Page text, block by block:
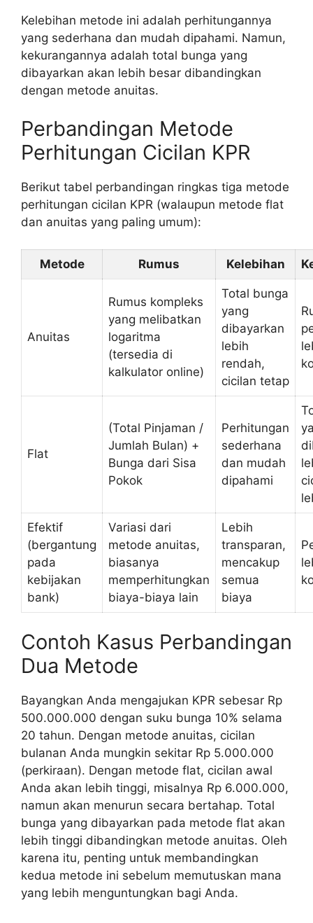
Kelebihan metode ini adalah perhitungannya
yang sederhana dan mudah dipahami. Namun,
kekurangannya adalah total bunga yang
dibayarkan akan lebih besar dibandingkan
dengan metode anuitas.
Perbandingan Metode
Perhitungan Cicilan KPR
Berikut tabel perbandingan ringkas tiga metode
perhitungan cicilan KPR (walaupun metode flat
dan anuitas yang paling umum):
Metode Rumus Kelebihan
Anuitas
Rumus kompleks
yang melibatkan
logaritma
(tersedia di
kalkulator online)
Total bunga
yang
dibayarkan
lebih
rendah,
cicilan tetap
Flat
(Total Pinjaman /
Jumlah Bulan) +
Bunga dari Sisa
Pokok
Perhitungan
sederhana
dan mudah
dipahami
Efektif
(bergantung
pada
kebijakan
bank)
Variasi dari
metode anuitas,
biasanya
memperhitungkan
biaya-biaya lain
Lebih
transparan,
mencakup
semua
biaya
Contoh Kasus Perbandingan
Dua Metode
Bayangkan Anda mengajukan KPR sebesar Rp
500.000.000 dengan suku bunga 10% selama
20 tahun. Dengan metode anuitas, cicilan
bulanan Anda mungkin sekitar Rp 5.000.000
(perkiraan). Dengan metode flat, cicilan awal
Anda akan lebih tinggi, misalnya Rp 6.000.000,
namun akan menurun secara bertahap. Total
bunga yang dibayarkan pada metode flat akan
lebih tinggi dibandingkan metode anuitas. Oleh
karena itu, penting untuk membandingkan
kedua metode ini sebelum memutuskan mana
yang lebih menguntungkan bagi Anda.